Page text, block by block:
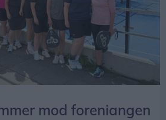
mod foreniangen